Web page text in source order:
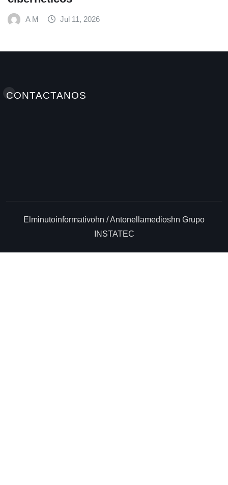
Mundial de Alimentos y Nestlé
Elminutoinformativohn / Antonellamedioshn Grupo